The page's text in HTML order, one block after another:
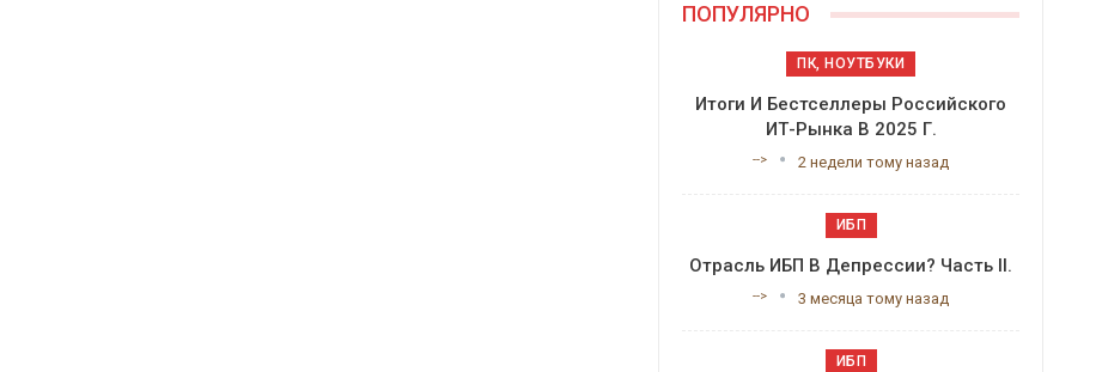
ПОПУЛЯРНО
ПК, НОУТБУКИ
Итоги И Бестселлеры Российского
ИТ-Рынка В 2025 Г.
--> 2 недели тому назад
ИБП
Отрасль ИБП В Депрессии? Часть II.
--> 3 месяца тому назад
ИБП